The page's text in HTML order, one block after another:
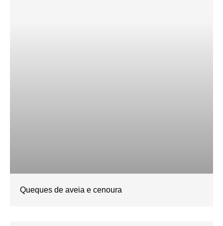
Queques de aveia e cenoura